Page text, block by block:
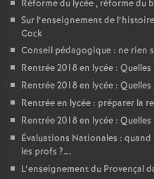
Réforme du lycée , réforme du
Sur l’enseignement de
Cock
Conseil pédagogique : ne rien
Rentrée 2018 en lycée :
Rentrée 2018 en lycée :
Rentrée en lycée : préparer la
Rentrée 2018 en lycée :
Évaluations Nationales : quand
les profs ?….
L’enseignement du Provençal